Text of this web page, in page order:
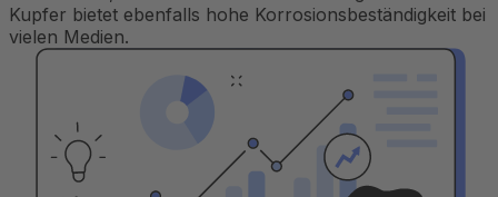
Kupfer bietet ebenfalls hohe Korrosionsbeständigkeit bei
vielen Medien.